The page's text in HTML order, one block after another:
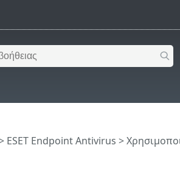
ESET Endpoint Antivirus >